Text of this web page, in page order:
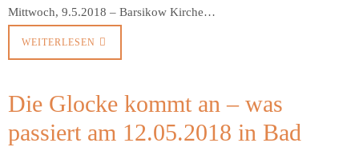
Mittwoch, 9.5.2018 – Barsikow Kirche…
WEITERLESEN
Die Glocke kommt an – was
passiert am 12.05.2018 in Bad